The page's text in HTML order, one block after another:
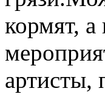
кормят,
артисты,